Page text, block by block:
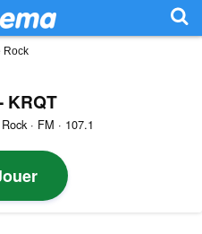
Rock
KRQT
· FM · 107.1